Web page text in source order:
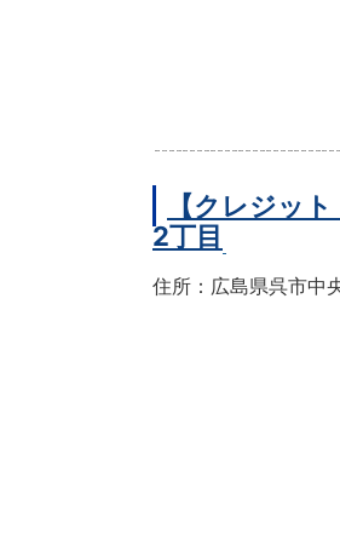
【クレジッ
2丁目
住所：広島県呉市中